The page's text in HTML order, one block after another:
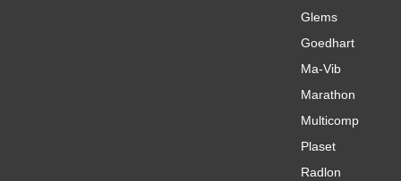
Glems
Goedhart
Ma-Vib
Marathon
Multicomp
Plaset
Radlon